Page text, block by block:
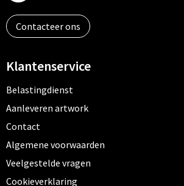
Contacteer ons
Klantenservice
Belastingdienst
Aanleveren artwork
Contact
Algemene voorwaarden
Veelgestelde vragen
Cookieverklaring